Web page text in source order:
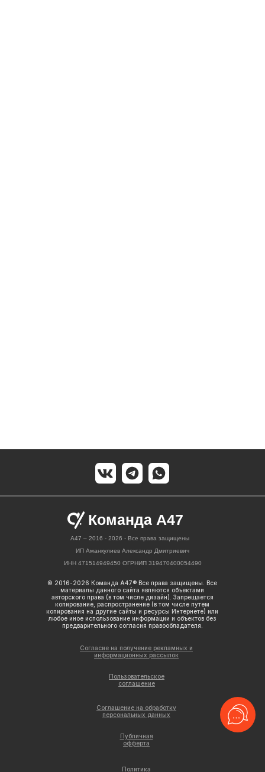
ИНН 471514949450 ОГРНИП 319470400054490
Команда А47
ИП Аманкулиев Александр Дмитриевич
A47 – 2016 - 2026 - Все права защищены
© 2016-2026 Команда А47® Все права защищены. Все
материалы данного сайта являются объектами
авторского права (в том числе дизайн). Запрещается
копирование, распространение (в том числе путем
копирования на другие сайты и ресурсы Интернете) или
любое иное использование информации и объектов без
предварительного согласия правообладателя.
Согласие на получение рекламных и
информационных рассылок
Пользовательское
соглашение
Соглашение на обработку
персональных данных
Публичная
офферта
Политика